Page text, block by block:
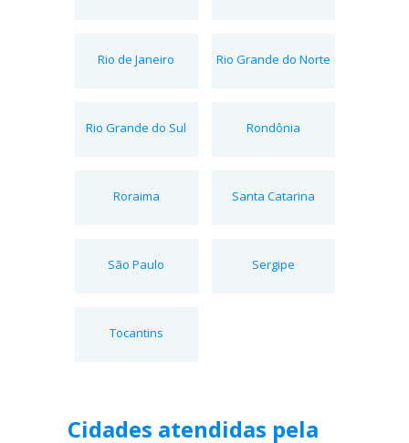
Rio de Janeiro Rio Grande do Norte
Rio Grande do Sul Rondônia
Roraima Santa Catarina
São Paulo Sergipe
Tocantins
Cidades atendidas pela